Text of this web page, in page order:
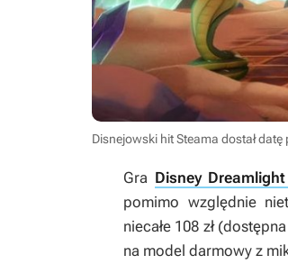
Disnejowski hit Steama dostał
Gra Disney
pomimo względnie
niecałe 108 zł
na model darmowy z